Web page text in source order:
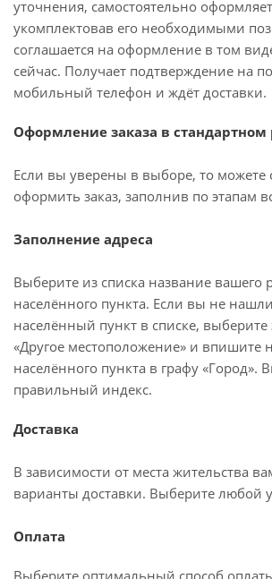
уточнения, самостоятельно оформляет
укомплектовав его необходимыми
соглашается на оформление в том
сейчас. Получает подтверждение на
мобильный телефон и ждёт доставки.
Оформление заказа в
Если вы уверены в выборе, то можете
оформить заказ, заполнив по этапам
Заполнение адреса
Выберите из списка название вашего
населённого пункта. Если вы не
населённый пункт в списке, выберите
«Другое местоположение» и впишите
населённого пункта в графу «Город».
правильный индекс.
Доставка
В зависимости от места жительства
варианты доставки. Выберите любой
Оплата
Выберите оптимальный способ